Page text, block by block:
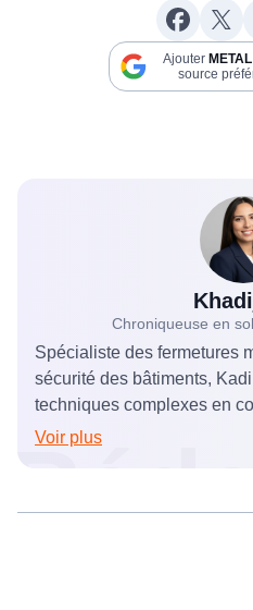
Ajouter
source
Chroniqueuse en
Spécialiste des fermetures
sécurité des bâtiments,
techniques complexes en
Voir plus